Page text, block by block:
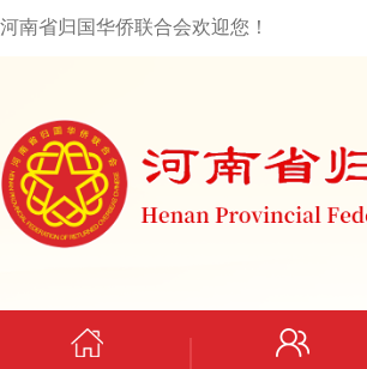
河南省归国华侨联合会欢迎您！